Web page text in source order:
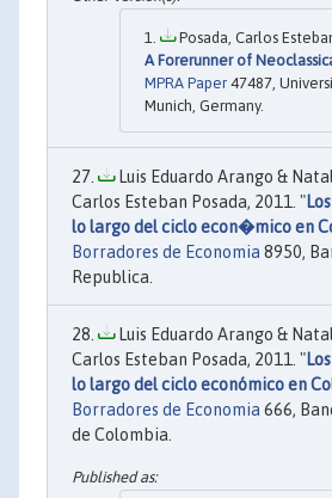
Posada, Carlos
A Forerunner of
MPRA Paper 47487,
Munich, Germany.
Luis Eduardo Arango &
Carlos Esteban Posada, 2011. "
lo largo del ciclo econ�mico en
Borradores de Economia 8950,
Republica.
Luis Eduardo Arango &
Carlos Esteban Posada, 2011. "
lo largo del ciclo económico en
Borradores de Economia 666,
de Colombia.